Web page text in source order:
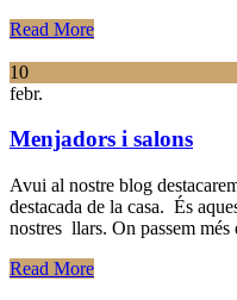
Read More
10
febr.
Menjadors i salons
Avui al nostre blog
destacada de la casa. És
nostres llars. On passem més
Read More